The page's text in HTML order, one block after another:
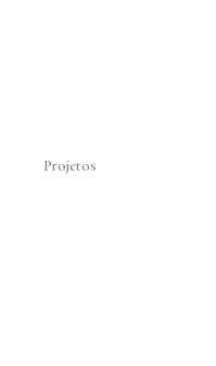
Projetos